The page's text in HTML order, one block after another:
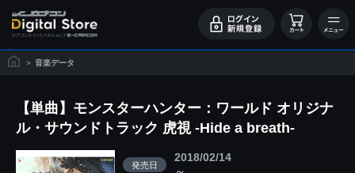
> 音楽データ
【単曲】モンスターハンター：ワールド オリジナ
ル・サウンドトラック 虎視 -Hide a breath-
発売日
2018/02/14